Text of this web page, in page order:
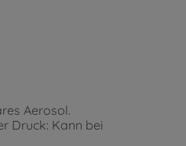
Aerosol.
Druck: Kann bei